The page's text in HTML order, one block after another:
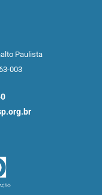
Paulista
003